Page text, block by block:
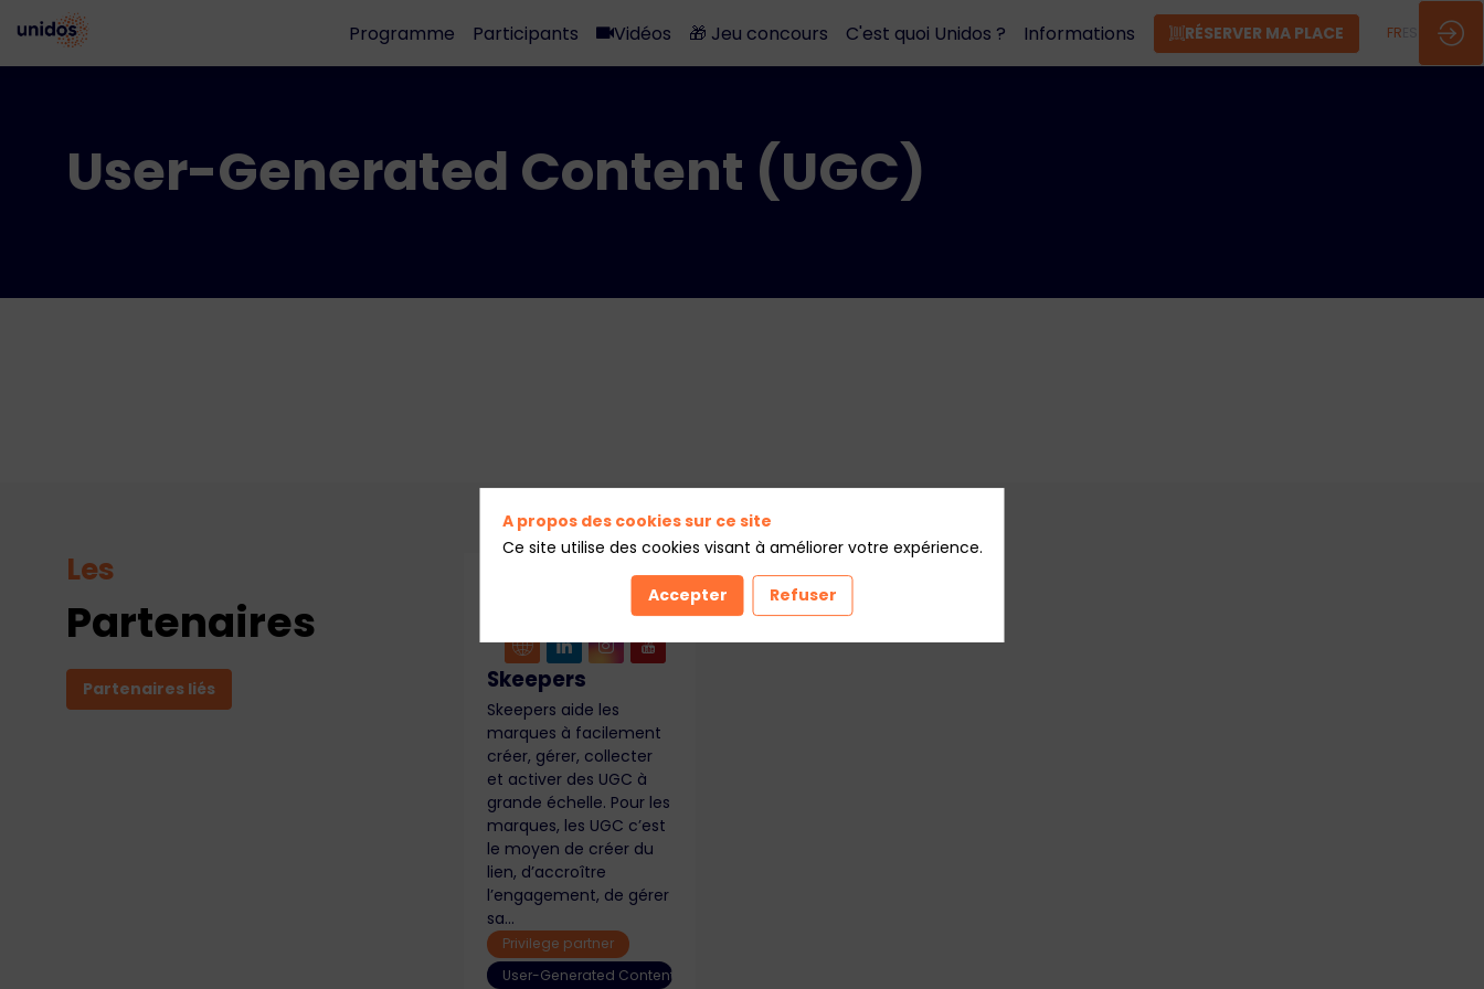
Programme Participants Vidéos 🎁 Jeu concours C'est quoi Unidos ? Informations RÉSERVER MA PLACE FR
User-Generated Content (UGC)
Les
Partenaires
Partenaires liés Skeepers
Skeepers aide les
marques à facilement
créer, gérer, collecter
et activer des UGC à
grande échelle. Pour les
marques, les UGC c’est
le moyen de créer du
lien, d’accroître
l’engagement, de gérer
sa...
Privilege partner
User-Generated Content (UGC)
A propos des cookies sur ce site
Ce site utilise des cookies visant à améliorer votre expérience.
Accepter Refuser